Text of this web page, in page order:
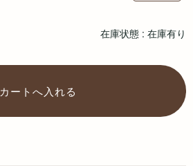
在庫状態 : 在庫有り